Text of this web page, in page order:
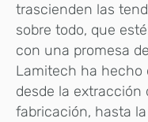
trascienden las
sobre todo, que
con una promesa
Lamitech ha hecho
desde la extracción
fabricación, hasta